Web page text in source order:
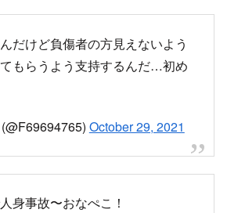
だけど負傷者の方見えないよう
もらうよう支持するんだ…初め
October 29, 2021
身事故〜おなぺこ！